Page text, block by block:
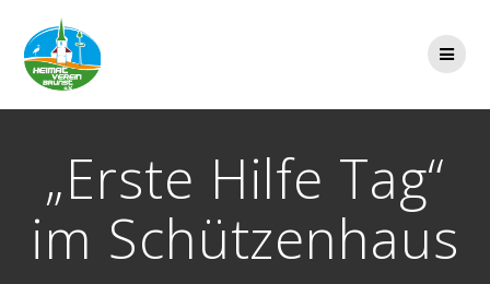
„Erste Hilfe Tag“
im Schützenhaus